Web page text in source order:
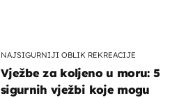
NAJSIGURNIJI OBLIK REKREACIJE
Vježbe za koljeno u moru: 5
sigurnih vježbi koje mogu